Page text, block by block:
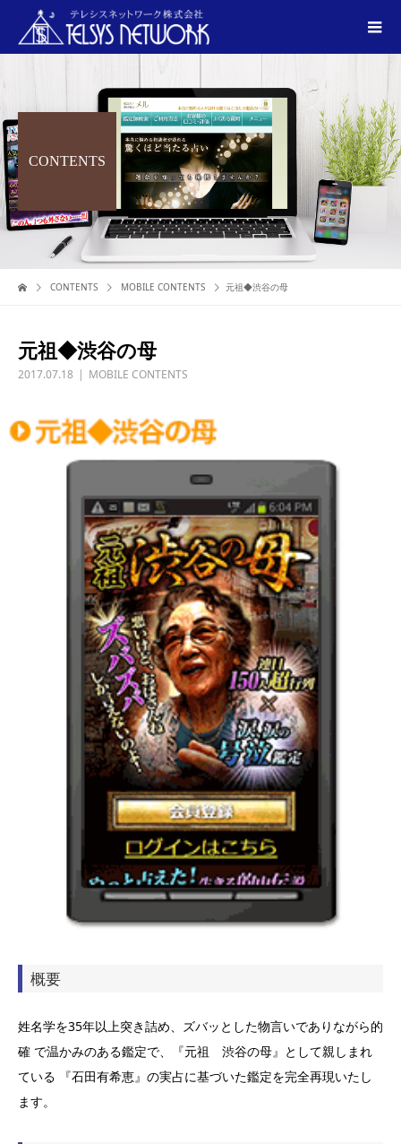
CONTENTS
CONTENTS MOBILE CONTENTS 元祖◆渋谷の母
元祖◆渋谷の母
2017.07.18 MOBILE CONTENTS
概要
姓名学を35年以上突き詰め、ズバッとした物言いでありながら的
確 で温かみのある鑑定で、『元祖 渋谷の母』として親しまれ
ている 『石田有希恵』の実占に基づいた鑑定を完全再現いたし
ます。